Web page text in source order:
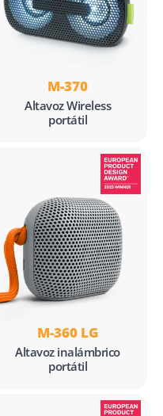
M-370
Altavoz Wireless
portátil
M-360 LG
Altavoz inalámbrico
portátil